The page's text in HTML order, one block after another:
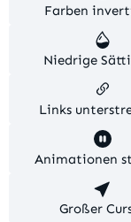
© 2026 MKV24
Farben
Niedrige
Links
Animationen
Großer
Diese Website
Erfahrung